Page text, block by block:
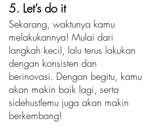
5. Let’s do it
Sekarang, waktunya kamu
melakukannya! Mulai dari
langkah kecil, lalu terus lakukan
dengan konsisten dan
berinovasi. Dengan begitu, kamu
akan makin baik lagi, serta
sidehustlemu juga akan makin
berkembang!